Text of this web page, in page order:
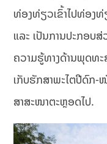
ທ່ອງທ່ຽວເຂົ້າໄປທ່ອງທ່
ແລະ ເປັນການປະກອບ
ຄວາມຮູ້ທາງດ້ານພຸດທ
ເກັບຮັກສາພະໄຕປີດົກ-
ສາສະໜາຕະຫຼອດໄປ.